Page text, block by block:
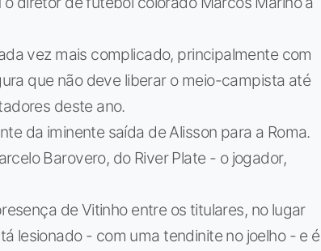
vez mais complicado, principalmente com
que não deve liberar o meio-campista até
deste ano.
da iminente saída de Alisson para a Roma.
Barovero, do River Plate - o jogador,
de Vitinho entre os titulares, no lugar
lesionado - com uma tendinite no joelho - e é